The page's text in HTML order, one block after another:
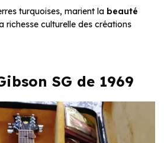
turquoises, marient la beauté
richesse culturelle des créations
SG de 1969